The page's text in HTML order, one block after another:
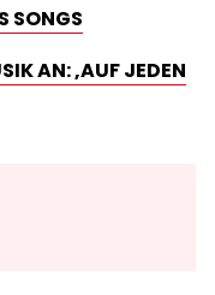
SONGS
AN: ‚AUF JEDEN